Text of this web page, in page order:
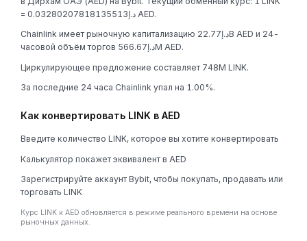
= د.إ0.03280207818135513 AED.
Chainlink имеет рыночную капитализацию د.إ22.77B AED и 24-
часовой объём торгов د.إ566.67M AED.
Циркулирующее предложение составляет 748M LINK.
За последние 24 часа Chainlink упал на 1.00%.
Как конвертировать LINK в AED
Введите количество LINK, которое вы хотите конвертировать
Калькулятор покажет эквивалент в AED
Зарегистрируйте аккаунт Bybit, чтобы покупать, продавать или
торговать LINK
Курс LINK к AED обновляется в режиме реального времени на основе
рыночных данных.